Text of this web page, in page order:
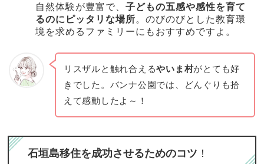
自然体験が豊富で、 子どもの五感や感性を育て
るのにピッタリな場所。のびのびとした教育環
境を求めるファミリーにもおすすめですよ。
リスザルと触れ合えるやいま村がとても好
きでした。バンナ公園では、どんぐりも拾
えて感動したよ～！
石垣島移住を成功させるためのコツ ！